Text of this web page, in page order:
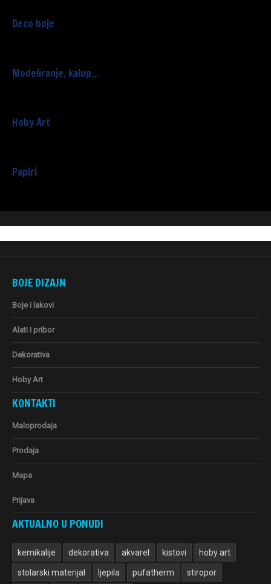
Deco boje
Modeliranje, kalup…
Hoby Art
Papiri
BOJE DIZAJN
Boje i lakovi
Alati i pribor
Dekorativa
Hoby Art
KONTAKTI
Maloprodaja
Prodaja
Mapa
Prijava
AKTUALNO U PONUDI
kemikalije dekorativa akvarel kistovi hoby art
stolarski materijal ljepila pufatherm stiropor